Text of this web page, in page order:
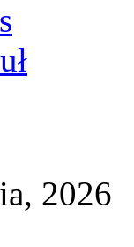
2026